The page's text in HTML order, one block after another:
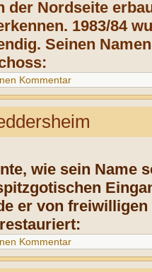
der Nordseite
1983/84
Seinen
Kommentar
wie sein Name
er von
Kommentar